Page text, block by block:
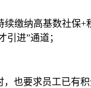
续缴纳高基数社保+
引进”通道；
，也要求员工已有